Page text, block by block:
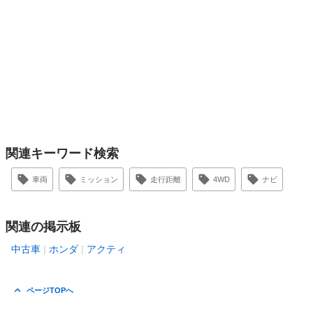
関連キーワード検索
車両 ミッション 走行距離 4WD ナビ
関連の掲示板
中古車 ホンダ アクティ
ページTOPへ